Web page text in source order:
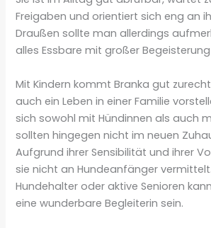
Freigaben und orientiert sich eng an
Draußen sollte man allerdings
alles Essbare mit großer
Mit Kindern kommt Branka gut
auch ein Leben in einer Familie
sich sowohl mit Hündinnen als auch
sollten hingegen nicht im neuen
Aufgrund ihrer Sensibilität und ihrer
sie nicht an Hundeanfänger
Hundehalter oder aktive Senioren
eine wunderbare Begleiterin sein.